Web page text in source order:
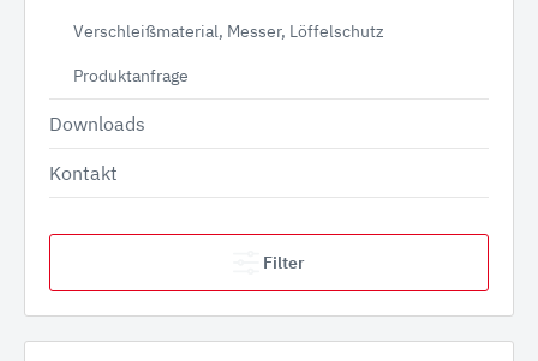
Verschleißmaterial, Messer, Löffelschutz
Produktanfrage
Downloads
Kontakt
Filter